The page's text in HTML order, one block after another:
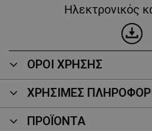
Ηλεκτρονικός
ΟΡΟΙ ΧΡΗΣΗΣ
ΧΡΗΣΙΜΕΣ
ΠΡΟΪΌΝΤΑ